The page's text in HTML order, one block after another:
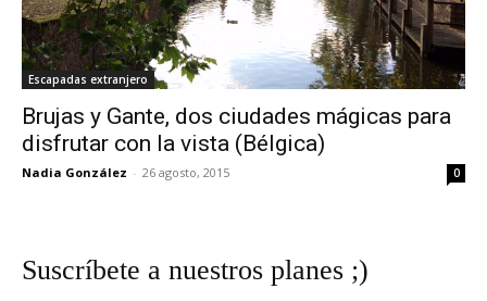
Escapadas extranjero
Brujas y Gante, dos ciudades mágicas para
disfrutar con la vista (Bélgica)
Nadia González - 26 agosto, 2015 0
Suscríbete a nuestros planes ;)